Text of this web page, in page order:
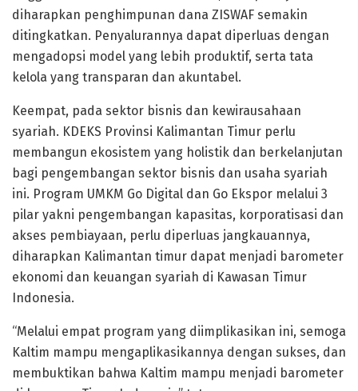
diharapkan penghimpunan dana ZISWAF semakin
ditingkatkan. Penyalurannya dapat diperluas dengan
mengadopsi model yang lebih produktif, serta tata
kelola yang transparan dan akuntabel.
Keempat, pada sektor bisnis dan kewirausahaan
syariah. KDEKS Provinsi Kalimantan Timur perlu
membangun ekosistem yang holistik dan berkelanjutan
bagi pengembangan sektor bisnis dan usaha syariah
ini. Program UMKM Go Digital dan Go Ekspor melalui 3
pilar yakni pengembangan kapasitas, korporatisasi dan
akses pembiayaan, perlu diperluas jangkauannya,
diharapkan Kalimantan timur dapat menjadi barometer
ekonomi dan keuangan syariah di Kawasan Timur
Indonesia.
“Melalui empat program yang diimplikasikan ini, semoga
Kaltim mampu mengaplikasikannya dengan sukses, dan
membuktikan bahwa Kaltim mampu menjadi barometer